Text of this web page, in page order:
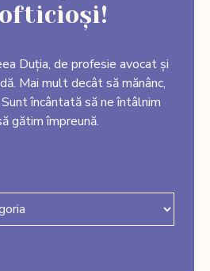
Duția, de profesie avocat și
Mai mult decât să mănânc,
încântată să ne întâlnim
gătim împreună.